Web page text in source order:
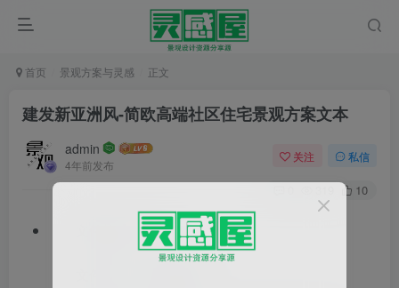
首页 景观方案与灵感 正文
建发新亚洲风-简欧高端社区住宅景观方案文本
admin
4年前发布
关注 私信
10
文件格式：pdf